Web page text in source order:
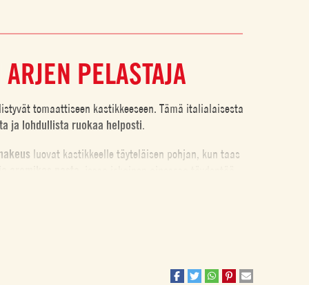
PELASTAJA
tomaattiseen kastikkeeseen. Tämä italialaisesta
ja lohdullista ruokaa helposti.
luovat kastikkeelle täyteläisen pohjan, kun taas